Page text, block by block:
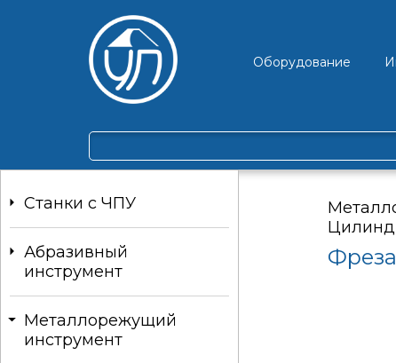
Оборудование
Станки c ЧПУ
Абразивный
инструмент
Металлорежущий
инструмент